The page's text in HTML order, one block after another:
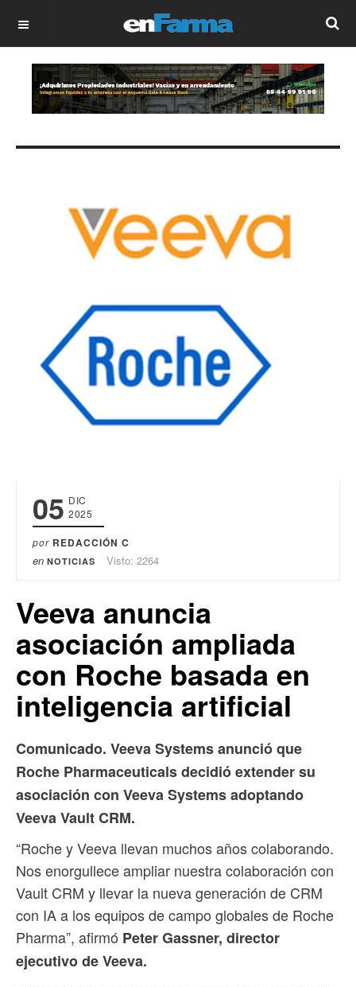
OFF CANVAS
05 DIC
2025
por REDACCIÓN C
en NOTICIAS Visto: 2264
Veeva anuncia
asociación ampliada
con Roche basada en
inteligencia artificial
Comunicado. Veeva Systems anunció que
Roche Pharmaceuticals decidió extender su
asociación con Veeva Systems adoptando
Veeva Vault CRM.
“Roche y Veeva llevan muchos años colaborando.
Nos enorgullece ampliar nuestra colaboración con
Vault CRM y llevar la nueva generación de CRM
con IA a los equipos de campo globales de Roche
Pharma”, afirmó Peter Gassner, director
ejecutivo de Veeva.